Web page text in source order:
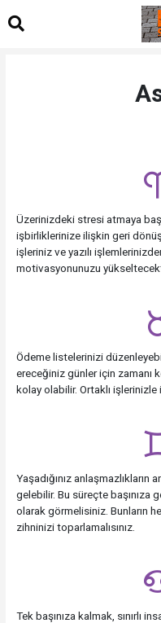
Üzerinizdeki stresi atmaya
işbirliklerinize ilişkin geri
işleriniz ve yazılı
motivasyonunuzu
Ödeme listelerinizi
ereceğiniz günler için zamanı
kolay olabilir. Ortaklı işlerinizle
Yaşadığınız
gelebilir. Bu süreçte başınıza
olarak görmelisiniz. Bunların
zihninizi toparlamalısınız.
Tek başınıza kalmak, sınırlı